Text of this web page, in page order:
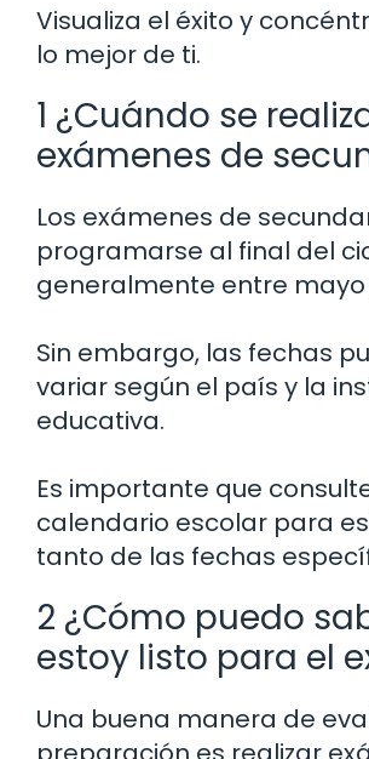
Visualiza el éxito y
lo mejor de ti.
1 ¿Cuándo se
exámenes de
Los exámenes de
programarse al final del
generalmente entre mayo
Sin embargo, las fechas
variar según el país y la
educativa.
Es importante que
calendario escolar para
tanto de las fechas
2 ¿Cómo puedo
estoy listo para el
Una buena manera de